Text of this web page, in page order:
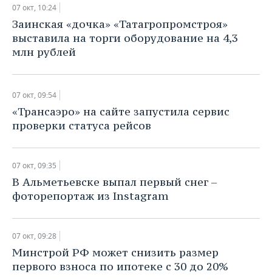
07 окт, 10:24
​Заинская «дочка» «Татагропромстроя»
выставила на торги оборудование на 4,3
млн рублей
07 окт, 09:54
​«Трансаэро» на сайте запустила сервис
проверки статуса рейсов
07 окт, 09:35
​В Альметьевске выпал первый снег –
фоторепортаж из Instagram
07 окт, 09:28
​Минстрой РФ может снизить размер
первого взноса по ипотеке с 30 до 20%